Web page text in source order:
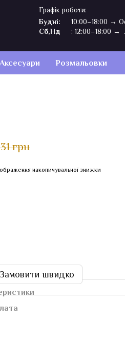
Графік роботи:
Будні:
10:00–18:00 →
Сб,Нд
: 12:00–18:00 →
Аксесуари Розмальовки
грн
накопичувальної знижки
Замовити швидко